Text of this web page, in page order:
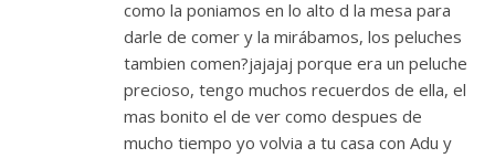
como la poniamos en lo alto d la mesa para
darle de comer y la mirábamos, los peluches
tambien comen?jajajaj porque era un peluche
precioso, tengo muchos recuerdos de ella, el
mas bonito el de ver como despues de
mucho tiempo yo volvia a tu casa con Adu y